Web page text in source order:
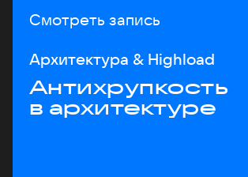
Смотреть запись
Архитектура & Highload
Антихрупкость
в архитектуре